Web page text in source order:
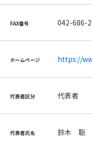
FAX番号 042-686-
ホームページ https://
代表者区分 代表者
代表者氏名 鈴木 聡